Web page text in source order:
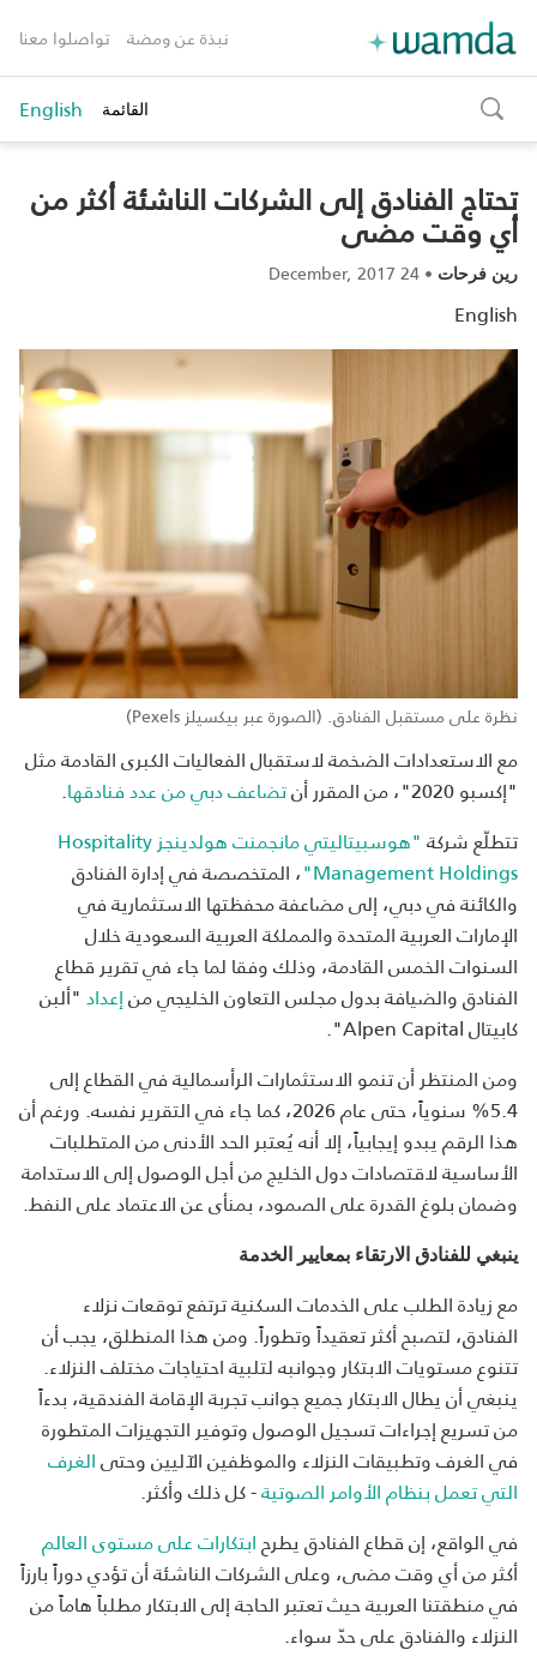
نبذة عن ومضة تواصلوا معنا
toggle
search
القائمة English
تحتاج الفنادق إلى الشركات الناشئة أكثر من
أي وقت مضى
رين فرحات •
24 December, 2017
English
نظرة على مستقبل الفنادق. (الصورة عبر بيكسيلز Pexels)
مع الاستعدادات الضخمة لاستقبال الفعاليات الكبرى القادمة مثل
"إكسبو 2020"، من المقرر أن
تضاعف دبي من عدد فنادقها.
تتطلّع شركة
"هوسبيتاليتي مانجمنت هولدينجز Hospitality
Management Holdings" ، المتخصصة في إدارة الفنادق
والكائنة في دبي، إلى مضاعفة محفظتها الاستثمارية في
الإمارات العربية المتحدة والمملكة العربية السعودية خلال
السنوات الخمس القادمة، وذلك وفقا لما جاء في تقرير قطاع
الفنادق والضيافة بدول مجلس التعاون الخليجي منإعداد"ألبن
كابيتال Alpen Capital".
ومن المنتظر أن تنمو الاستثمارات الرأسمالية في القطاع إلى
5.4% سنوياً، حتى عام 2026، كما جاء في التقرير نفسه. ورغم أن
هذا الرقم يبدو إيجابياً، إلا أنه يُعتبر الحد الأدنى من المتطلبات
الأساسية لاقتصادات دول الخليج من أجل الوصول إلى الاستدامة
وضمان بلوغ القدرة على الصمود، بمنأى عن الاعتماد على النفط.
ينبغي للفنادق الارتقاء بمعايير الخدمة
مع زيادة الطلب على الخدمات السكنية ترتفع توقعات نزلاء
الفنادق، لتصبح أكثر تعقيداً وتطوراً. ومن هذا المنطلق، يجب أن
تتنوع مستويات الابتكار وجوانبه لتلبية احتياجات مختلف النزلاء.
ينبغي أن يطال الابتكار جميع جوانب تجربة الإقامة الفندقية، بدءاً
من تسريع إجراءات تسجيل الوصول وتوفير التجهيزات المتطورة
في الغرف وتطبيقات النزلاء والموظفين الآليين وحتىالغرف
التي تعمل بنظام الأوامر الصوتية- كل ذلك وأكثر.
في الواقع، إن قطاع الفنادق يطرحابتكارات على مستوى العالم
أكثر من أي وقت مضى، وعلى الشركات الناشئة أن تؤدي دوراً بارزاً
في منطقتنا العربية حيث تعتبر الحاجة إلى الابتكار مطلباً هاماً من
النزلاء والفنادق على حدّ سواء.